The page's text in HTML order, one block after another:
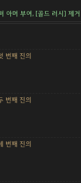
아머 부여, [골드 러시] 제거
번째 진의
번째 진의
번째 진의